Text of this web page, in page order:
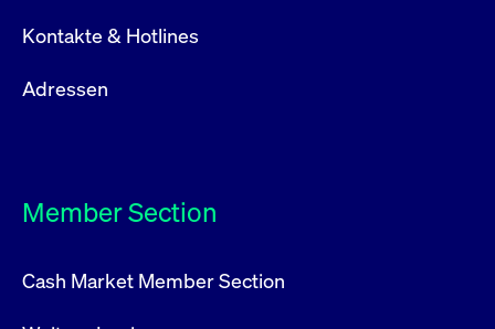
Kontakte & Hotlines
Adressen
Member Section
Cash Market Member Section